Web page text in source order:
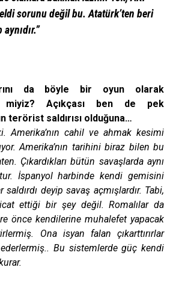
sorunu değil bu. Atatürk’ten beri
da böyle bir oyun olarak
miyiz? Açıkçası ben de pek
terörist saldırısı olduğuna…
Amerika’nın cahil ve ahmak kesimi
Amerika’nın tarihini biraz bilen bu
Çıkardıkları bütün savaşlarda aynı
İspanyol harbinde kendi gemisini
saldırdı deyip savaş açmışlardır. Tabi,
icat ettiği bir şey değil. Romalılar da
önce kendilerine muhalefet yapacak
Ona isyan falan çıkarttırırlar
Bu sistemlerde güç kendi